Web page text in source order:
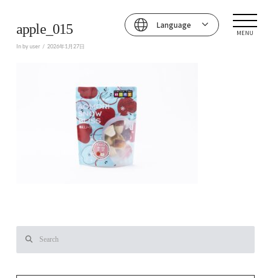
Language
MENU
apple_015
In by user 2026年1月27日